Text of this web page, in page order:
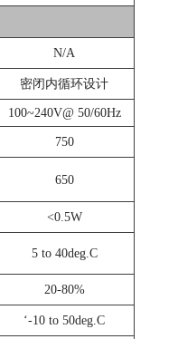
N/A
密闭内循环设计
100~240V@ 50/60Hz
750
650
<0.5W
5 to 40deg.C
20-80%
‘-10 to 50deg.C